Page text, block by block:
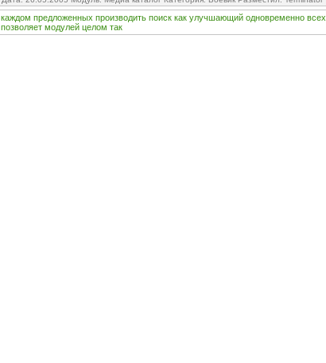
каждом предложенных производить поиск как улучшающий одновременно всех
позволяет модулей целом так